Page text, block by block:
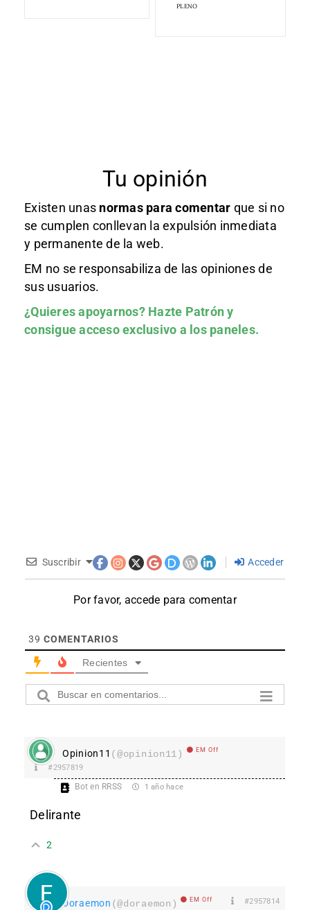
PLENO
Tu opinión
Existen unas normas para comentar que si no
se cumplen conllevan la expulsión inmediata
y permanente de la web.
EM no se responsabiliza de las opiniones de
sus usuarios.
¿Quieres apoyarnos? Hazte Patróny
consigue acceso exclusivo a los paneles.
Suscribir Acceder
Por favor, accede para comentar
39 COMENTARIOS
Recientes
Opinion11 (@opinion11) EM Off
#2957819
Bot en RRSS 1 año hace
Delirante
2
Doraemon (@doraemon) EM Off #2957814